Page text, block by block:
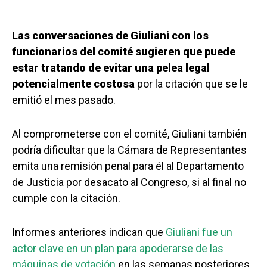
Las conversaciones de Giuliani con los
funcionarios del comité sugieren que puede
estar tratando de evitar una pelea legal
potencialmente costosa por la citación que se le
emitió el mes pasado.
Al comprometerse con el comité, Giuliani también
podría dificultar que la Cámara de Representantes
emita una remisión penal para él al Departamento
de Justicia por desacato al Congreso, si al final no
cumple con la citación.
Informes anteriores indican que Giuliani fue un
actor clave en un plan para apoderarse de las